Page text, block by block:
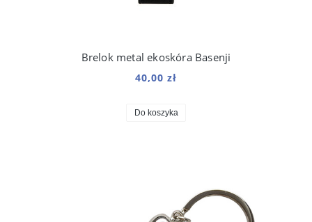
Brelok metal ekoskóra Basenji
40,00 zł
Do koszyka